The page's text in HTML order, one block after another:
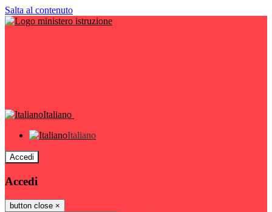
Salta al contenuto
Italiano
Italiano
Accedi
Accedi
button close ×